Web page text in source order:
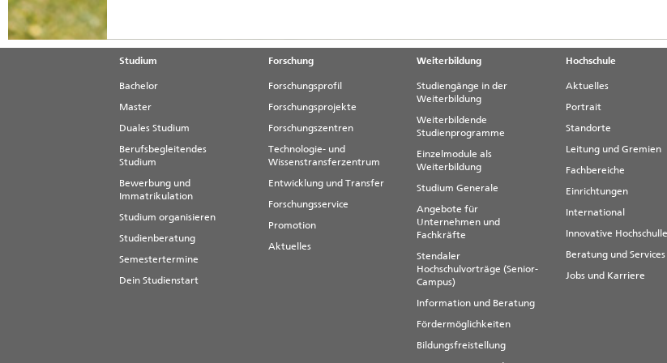
mehr erfahren
Studium
Bachelor
Master
Duales Studium
Berufsbegleitendes
Studium
Bewerbung und
Immatrikulation
Studium organisieren
Studienberatung
Semestertermine
Dein Studienstart
Forschung
Forschungsprofil
Forschungsprojekte
Forschungszentren
Technologie- und
Wissenstransferzentrum
Entwicklung und Transfer
Forschungsservice
Promotion
Aktuelles
Weiterbildung
Studiengänge in der
Weiterbildung
Weiterbildende
Studienprogramme
Einzelmodule als
Weiterbildung
Studium Generale
Angebote für
Unternehmen und
Fachkräfte
Stendaler
Hochschulvorträge (Senior-
Campus)
Information und Beratung
Fördermöglichkeiten
Bildungsfreistellung
Hochschule
Aktuelles
Portrait
Standorte
Leitung und Gremien
Fachbereiche
Einrichtungen
International
Innovative
Beratung und Services
Jobs und Karriere